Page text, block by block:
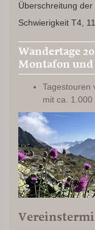
Überschreitung der
Schwierigkeit T4,
Wandertage
Montafon
Tagestouren
mit ca.